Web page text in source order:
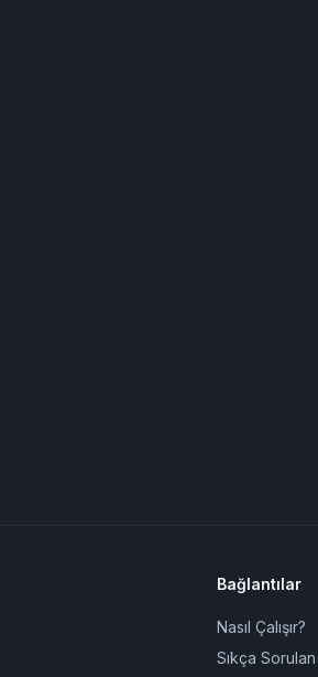
Bağlantılar
Nasıl Çalışır?
Sıkça